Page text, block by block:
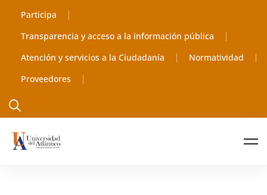
Participa
Transparencia y acceso a la información pública
Atención y servicios a la Ciudadanía
Normatividad
Proveedores